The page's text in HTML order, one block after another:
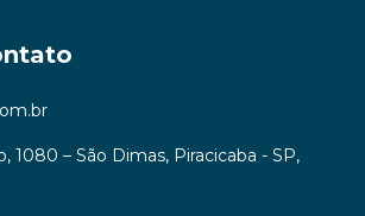
1080 – São Dimas, Piracicaba - SP,